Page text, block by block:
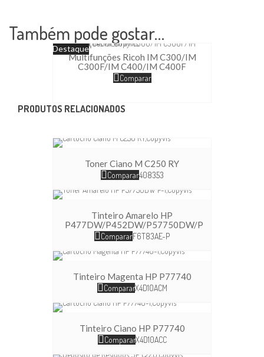
Também pode gostar…
Destaque
Multifunções Ricoh IM C300/IM
C300F/IM C400/IM C400F
Comparar
PRODUTOS RELACIONADOS
Toner Ciano M C250 RY
Comparar408353
Tinteiro Amarelo HP
P477DW/P452DW/P57750DW/P
CompararF6T83AE-P
Tinteiro Magenta HP P77740
CompararX4D10ACM
Tinteiro Ciano HP P77740
CompararX4D10ACC